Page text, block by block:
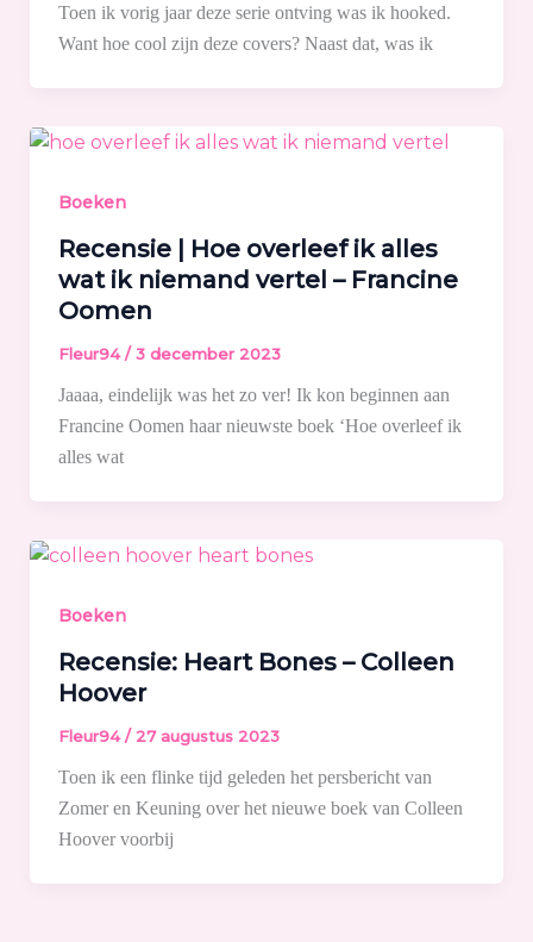
Toen ik vorig jaar deze serie ontving was ik hooked.
Want hoe cool zijn deze covers? Naast dat, was ik
Boeken
Recensie | Hoe overleef ik alles
wat ik niemand vertel – Francine
Oomen
Fleur94/3 december 2023
Jaaaa, eindelijk was het zo ver! Ik kon beginnen aan
Francine Oomen haar nieuwste boek ‘Hoe overleef ik
alles wat
Boeken
Recensie: Heart Bones – Colleen
Hoover
Fleur94/ 27 augustus 2023
Toen ik een flinke tijd geleden het persbericht van
Zomer en Keuning over het nieuwe boek van Colleen
Hoover voorbij